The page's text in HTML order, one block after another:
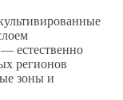
— естественно
регионов
зоны и